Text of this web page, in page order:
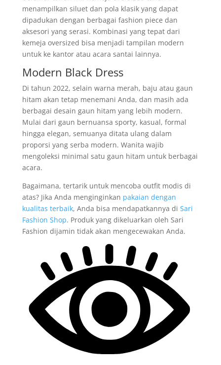
menampilkan siluet dan pola klasik yang dapat
dipadukan dengan berbagai fashion piece dan
aksesori yang serasi. Kombinasi yang tepat dari
kemeja oversized bisa menjadi tampilan modern
untuk ke kantor atau acara santai lainnya.
Modern Black Dress
Di tahun 2022, selain warna merah, baju atau gaun
hitam akan tetap menemani Anda, dan masih ada
berbagai desain gaun hitam yang lebih modern.
Mulai dari gaun bernuansa sporty, kasual, formal
hingga elegan, semuanya ditata ulang dalam
proporsi yang serba modern. Wanita wajib
mengoleksi minimal satu gaun hitam untuk berbagai
acara.
Bagaimana, tertarik untuk mencoba outfit modis di
atas? Jika Anda menginginkan pakaian dengan
kualitas terbaik, Anda bisa mendapatkannya di Sari
Fashion Shop. Produk yang dikeluarkan oleh Sari
Fashion dijamin tidak akan mengecewakan Anda.